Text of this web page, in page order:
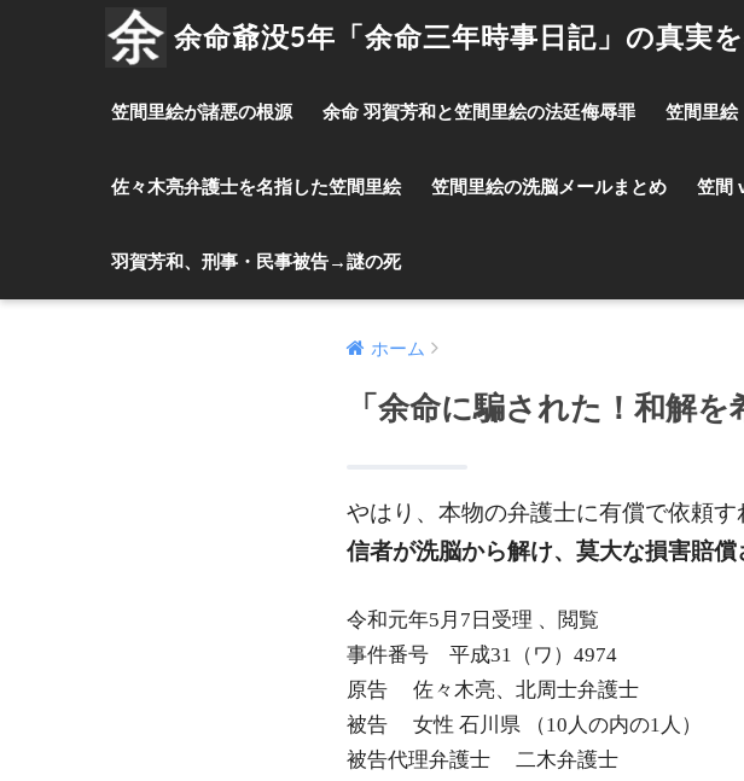
余命爺没5年「余命三年時事日記」の真実を
笠間里絵が諸悪の根源 余命 羽賀芳和と笠間里絵の法廷侮辱罪 笠間里絵
佐々木亮弁護士を名指した笠間里絵 笠間里絵の洗脳メールまとめ 笠間
羽賀芳和、刑事・民事被告→謎の死
ホーム
「余命に騙された！和解
やはり、本物の弁護士に有償で依頼す
信者が洗脳から解け、莫大な損害賠償
令和元年5月7日受理 、閲覧
事件番号 平成31（ワ）4974
原告 佐々木亮、北周士弁護士
被告 女性 石川県 （10人の内の1人）
被告代理弁護士 二木弁護士